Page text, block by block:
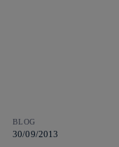
BLOG
30/09/2013